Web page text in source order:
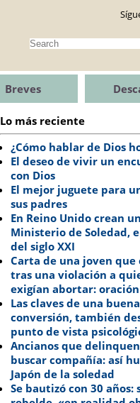
Breves
Lo más reciente
¿Cómo hablar de Dios
El deseo de vivir un
con Dios
El mejor juguete para
sus padres
En Reino Unido crean un
Ministerio de Soledad,
del siglo XXI
Carta de una joven que
tras una violación a
exigían abortar:
Las claves de una buena
conversión, también
punto de vista
Ancianos que
buscar compañía: así
Japón de la soledad
Se bautizó con 30 años: